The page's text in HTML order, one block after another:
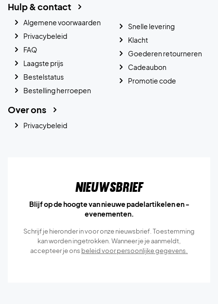
Hulp & contact
Algemene voorwaarden
Privacybeleid
FAQ
Laagste prijs
Bestelstatus
Bestelling herroepen
Snelle levering
Klacht
Goederen retourneren
Cadeaubon
Promotie code
Over ons
Privacybeleid
Nieuwsbrief
Blijf op de hoogte van nieuwe padelartikelen en -
evenementen.
Schrijf je hieronder in voor onze nieuwsbrief. Toestemming
kan worden ingetrokken. Wanneer je je aanmeldt,
accepteer je ons beleid voor persoonlijke gegevens.